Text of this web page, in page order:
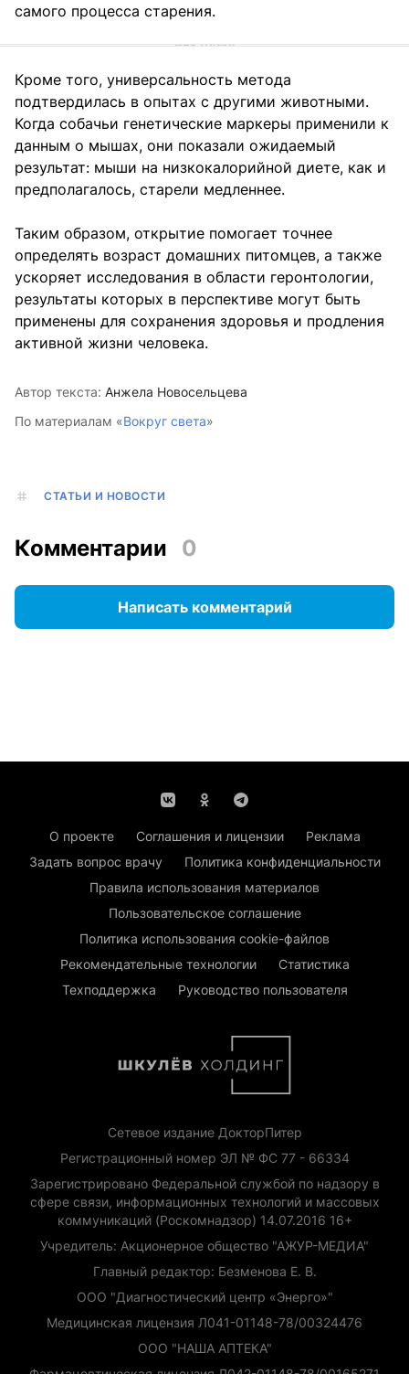
самого процесса старения.
Кроме того, универсальность метода
подтвердилась в опытах с другими животными.
Когда собачьи генетические маркеры применили к
данным о мышах, они показали ожидаемый
результат: мыши на низкокалорийной диете, как и
предполагалось, старели медленнее.
Таким образом, открытие помогает точнее
определять возраст домашних питомцев, а также
ускоряет исследования в области геронтологии,
результаты которых в перспективе могут быть
применены для сохранения здоровья и продления
активной жизни человека.
Автор текста: Анжела Новосельцева
По материалам «Вокруг света»
СТАТЬИ И НОВОСТИ
Комментарии 0
Написать комментарий
О проекте Соглашения и лицензии
Реклама
Задать вопрос врачу
Политика конфиденциальности
Правила использования материалов
Пользовательское соглашение
Политика использования cookie-файлов
Рекомендательные технологии
Статистика
Техподдержка
Руководство пользователя
Сетевое издание ДокторПитер
Регистрационный номер ЭЛ № ФС 77 - 66334
Зарегистрировано Федеральной службой по надзору в
сфере связи, информационных технологий и массовых
коммуникаций (Роскомнадзор) 14.07.2016 16+
Учредитель: Акционерное общество "АЖУР-МЕДИА"
Главный редактор: Безменова Е. В.
ООО "Диагностический центр «Энерго»"
Медицинская лицензия Л041-01148-78/00324476
ООО "НАША АПТЕКА"